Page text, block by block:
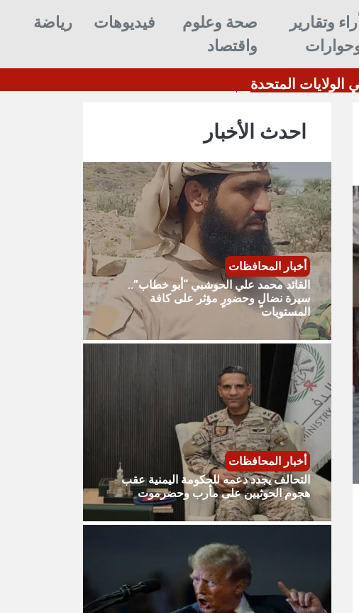
أراء وتقارير
صحة وعلوم
واقتصاد
فيديوهات رياضة
في الولايات المتحدة
احدث الأخبار
أخبار المحافظات
القائد محمد علي الحوشبي “أبو خطاب”..
سيرة نضالٍ وحضورٍ مؤثر على كافة
المستويات
أخبار المحافظات
التحالف يجدد دعمه للحكومة اليمنية عقب
هجوم الحوثيين على مأرب وحضرموت